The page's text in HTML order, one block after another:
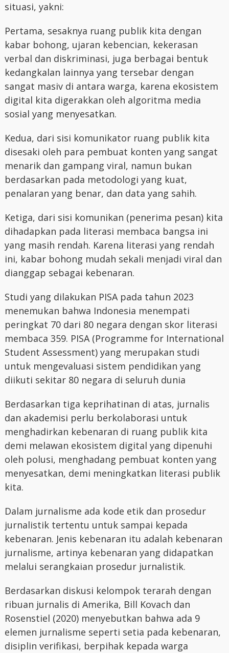
situasi, yakni:
Pertama, sesaknya ruang publik kita dengan
kabar bohong, ujaran kebencian, kekerasan
verbal dan diskriminasi, juga berbagai bentuk
kedangkalan lainnya yang tersebar dengan
sangat masiv di antara warga, karena ekosistem
digital kita digerakkan oleh algoritma media
sosial yang menyesatkan.
Kedua, dari sisi komunikator ruang publik kita
disesaki oleh para pembuat konten yang sangat
menarik dan gampang viral, namun bukan
berdasarkan pada metodologi yang kuat,
penalaran yang benar, dan data yang sahih.
Ketiga, dari sisi komunikan (penerima pesan) kita
dihadapkan pada literasi membaca bangsa ini
yang masih rendah. Karena literasi yang rendah
ini, kabar bohong mudah sekali menjadi viral dan
dianggap sebagai kebenaran.
Studi yang dilakukan PISA pada tahun 2023
menemukan bahwa Indonesia menempati
peringkat 70 dari 80 negara dengan skor literasi
membaca 359. PISA (Programme for International
Student Assessment) yang merupakan studi
untuk mengevaluasi sistem pendidikan yang
diikuti sekitar 80 negara di seluruh dunia
Berdasarkan tiga keprihatinan di atas, jurnalis
dan akademisi perlu berkolaborasi untuk
menghadirkan kebenaran di ruang publik kita
demi melawan ekosistem digital yang dipenuhi
oleh polusi, menghadang pembuat konten yang
menyesatkan, demi meningkatkan literasi publik
kita.
Dalam jurnalisme ada kode etik dan prosedur
jurnalistik tertentu untuk sampai kepada
kebenaran. Jenis kebenaran itu adalah kebenaran
jurnalisme, artinya kebenaran yang didapatkan
melalui serangkaian prosedur jurnalistik.
Berdasarkan diskusi kelompok terarah dengan
ribuan jurnalis di Amerika, Bill Kovach dan
Rosenstiel (2020) menyebutkan bahwa ada 9
elemen jurnalisme seperti setia pada kebenaran,
disiplin verifikasi, berpihak kepada warga